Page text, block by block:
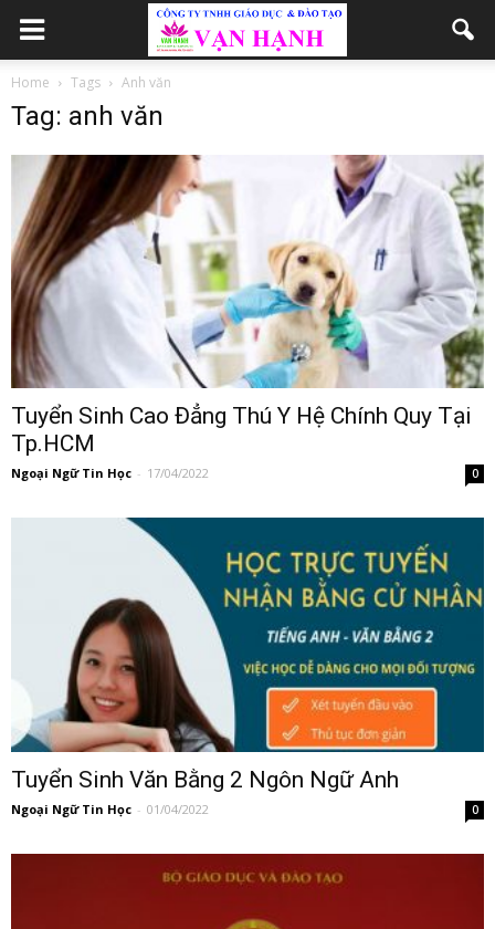
Home Tags Anh văn
Tag: anh văn
Tuyển Sinh Cao Đẳng Thú Y Hệ Chính Quy Tại
Tp.HCM
Ngoại Ngữ Tin Học - 17/04/2022 0
Tuyển Sinh Văn Bằng 2 Ngôn Ngữ Anh
Ngoại Ngữ Tin Học - 01/04/2022 0